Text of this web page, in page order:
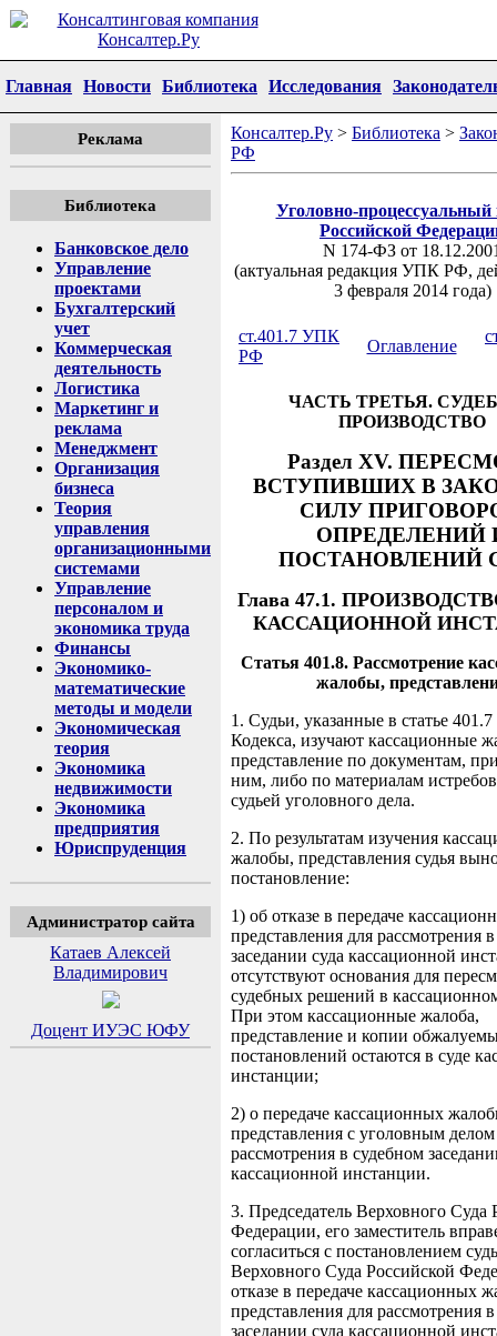
Главная Новости Библиотека Исследования
Реклама
Библиотека
Банковское дело
Управление
проектами
Бухгалтерский
учет
Коммерческая
деятельность
Логистика
Маркетинг и
реклама
Менеджмент
Организация
бизнеса
Теория
управления
организационными
системами
Управление
персоналом и
экономика труда
Финансы
Экономико-
математические
методы и модели
Экономическая
теория
Экономика
недвижимости
Экономика
предприятия
Юриспруденция
Администратор сайта
Катаев Алексей
Владимирович
Доцент ИУЭС ЮФУ
Консалтер.Ру > Библиотека >
РФ
Уголовно-процессуальный
Российской
N 174-ФЗ от
(актуальная редакция УПК РФ,
3 февраля 2014 года)
ст.401.7 УПК
РФ
Оглавление
ЧАСТЬ ТРЕТЬЯ.
ПРОИЗВОДСТВО
Раздел XV.
ВСТУПИВШИХ В
СИЛУ
ОПРЕДЕЛЕНИЙ
ПОСТАНОВЛЕНИЙ
Глава 47.1.
КАССАЦИОННОЙ
Статья 401.8. Рассмотрение
жалобы,
1. Судьи, указанные в статье
Кодекса, изучают кассационные
представление по документам,
ним, либо по материалам
судьей уголовного дела.
2. По результатам изучения
жалобы, представления судья
постановление:
1) об отказе в передаче
представления для рассмотрения
заседании суда кассационной
отсутствуют основания для
судебных решений в
При этом кассационные жалоба,
представление и копии
постановлений остаются в суде
инстанции;
2) о передаче кассационных
представления с уголовным делом
рассмотрения в судебном
кассационной инстанции.
3. Председатель Верховного Суда
Федерации, его заместитель
согласиться с постановлением
Верховного Суда Российской
отказе в передаче кассационных
представления для рассмотрения
заседании суда кассационной